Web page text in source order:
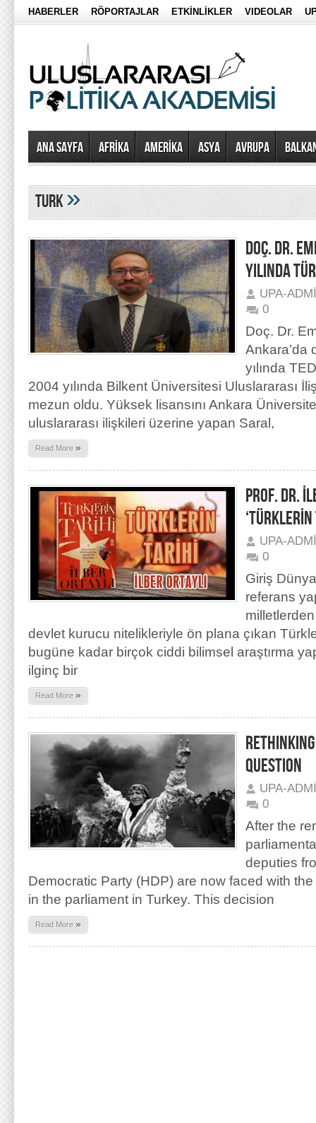
HABERLER RÖPORTAJLAR ETKİNLİKLER VIDEOLAR
Ana Sayfa AFRİKA AMERİKA ASYA AVRUPA
turk»
DOÇ. DR.
YILINDA
UPA-
0
Doç. Dr.
Ankara’da
yılında
2004 yılında Bilkent Üniversitesi Uluslararası
mezun oldu. Yüksek lisansını Ankara
uluslararası ilişkileri üzerine yapan Saral,
Read More »
PROF. DR.
UPA-
0
Giriş
referans
devlet kurucu nitelikleriyle ön plana çıkan
bugüne kadar birçok ciddi bilimsel araştırma
ilginç bir
Read More »
QUESTION
UPA-
0
After the
deputies
Democratic Party (HDP) are now faced with
in the parliament in Turkey. This decision
Read More »